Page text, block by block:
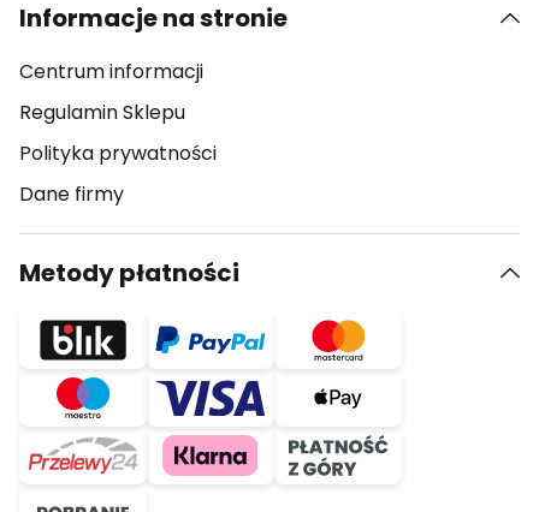
Informacje na stronie
Centrum informacji
Regulamin Sklepu
Polityka prywatności
Dane firmy
Metody płatności